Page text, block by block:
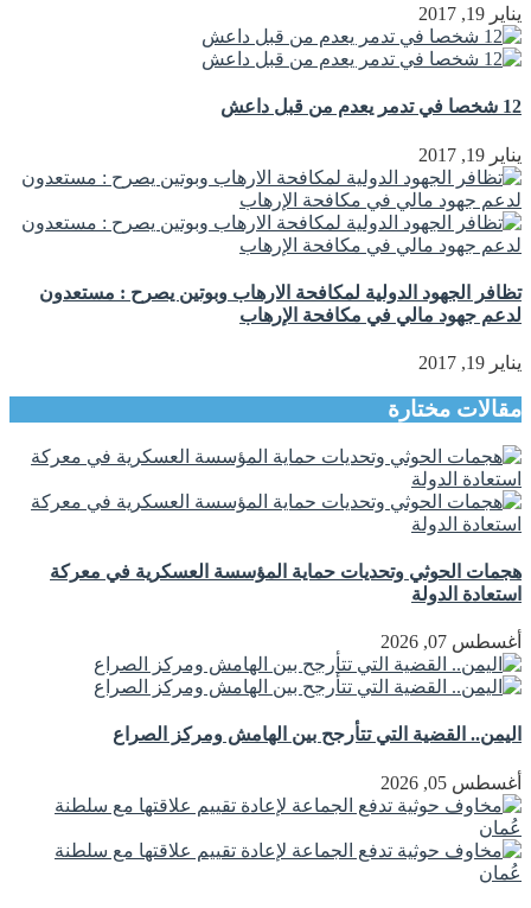
يناير 19, 2017
12 شخصا في تدمر يعدم من قبل داعش
يناير 19, 2017
تظافر الجهود الدولية لمكافحة الارهاب وبوتين يصرح : مستعدون
لدعم جهود مالي في مكافحة الإرهاب
يناير 19, 2017
مقالات مختارة
هجمات الحوثي وتحديات حماية المؤسسة العسكرية في معركة
استعادة الدولة
أغسطس 07, 2026
اليمن.. القضية التي تتأرجح بين الهامش ومركز الصراع
أغسطس 05, 2026